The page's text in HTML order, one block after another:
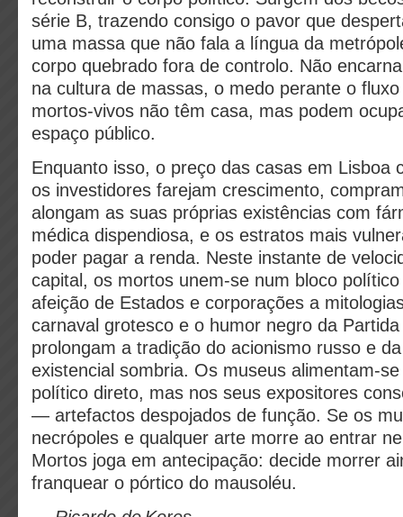
série B, trazendo consigo o pavor que
uma massa que não fala a língua da
corpo quebrado fora de controlo. Não
na cultura de massas, o medo perante o
mortos‑vivos não têm casa, mas podem
espaço público.
Enquanto isso, o preço das casas em Lisboa
os investidores farejam crescimento,
alongam as suas próprias existências com
médica dispendiosa, e os estratos mais
poder pagar a renda. Neste instante de
capital, os mortos unem‑se num bloco
afeição de Estados e corporações a
carnaval grotesco e o humor negro da
prolongam a tradição do acionismo russo e
existencial sombria. Os museus
político direto, mas nos seus expositores
— artefactos despojados de função. Se os
necrópoles e qualquer arte morre ao entrar
Mortos joga em antecipação: decide morrer
franquear o pórtico do mausoléu.